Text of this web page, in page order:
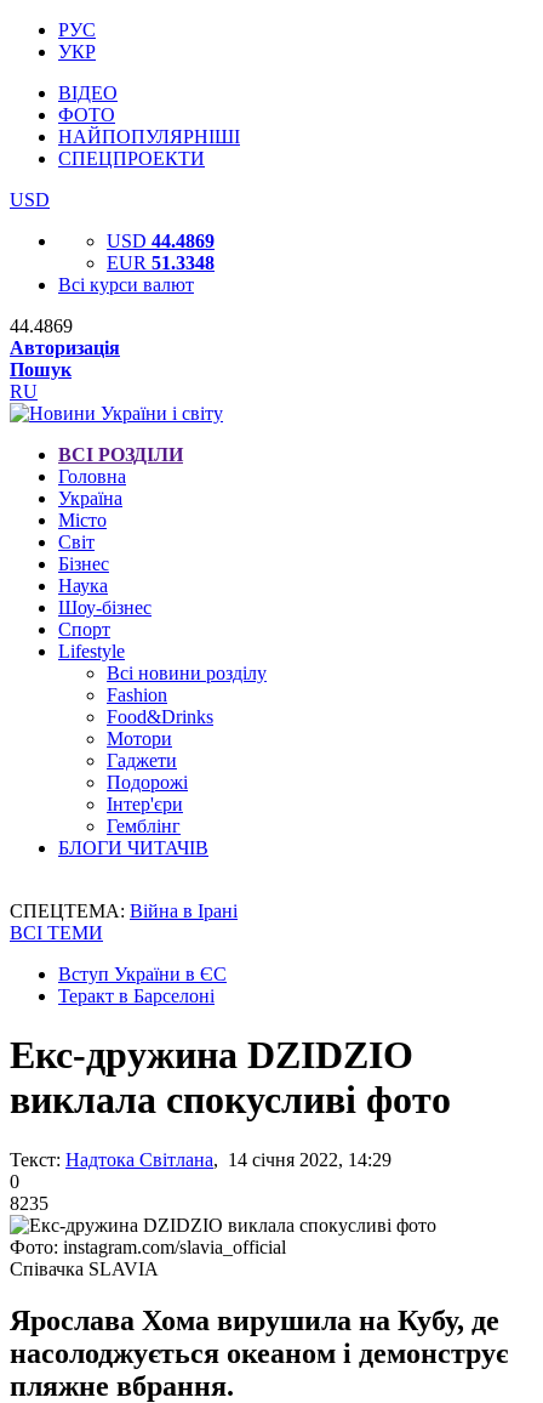
РУС
УКР
ВІДЕО
ФОТО
НАЙПОПУЛЯРНІШІ
СПЕЦПРОЕКТИ
USD
USD 44.4869
EUR 51.3348
Всі курси валют
44.4869
Авторизація
Пошук
RU
ВСІ РОЗДІЛИ
Головна
Україна
Місто
Світ
Бізнес
Наука
Шоу-бізнес
Спорт
Lifestyle
Всі новини розділу
Fashion
Food&Drinks
Мотори
Гаджети
Подорожі
Інтер'єри
Гемблінг
БЛОГИ ЧИТАЧІВ
СПЕЦТЕМА: Війна в Ірані
ВСІ ТЕМИ
Вступ України в ЄС
Теракт в Барселоні
Екс-дружина DZIDZIO
виклала спокусливі фото
Текст: Надтока Світлана, 14 січня 2022, 14:29
0
8235
Фото: instagram.com/slavia_official
Співачка SLAVIA
Ярослава Хома вирушила на Кубу, де
насолоджується океаном і демонструє
пляжне вбрання.